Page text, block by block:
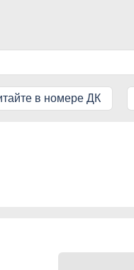
в номере ДК